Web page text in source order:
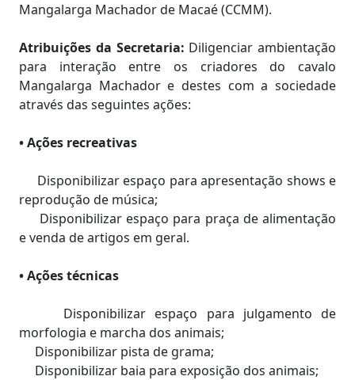
Mangalarga Machador de Macaé (CCMM).
Atribuições da Secretaria: Diligenciar ambientação
para interação entre os criadores do cavalo
Mangalarga Machador e destes com a sociedade
através das seguintes ações:
• Ações recreativas
Disponibilizar espaço para apresentação shows e
reprodução de música;
Disponibilizar espaço para praça de alimentação
e venda de artigos em geral.
• Ações técnicas
Disponibilizar espaço para julgamento de
morfologia e marcha dos animais;
Disponibilizar pista de grama;
Disponibilizar baia para exposição dos animais;